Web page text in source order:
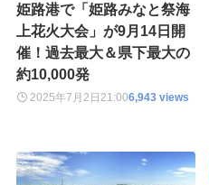
姫路港で「姫路みなと祭海
上花火大会」が9月14日開
催！過去最大＆県下最大の
約10,000発
2025年7月2日 21:006,943 views